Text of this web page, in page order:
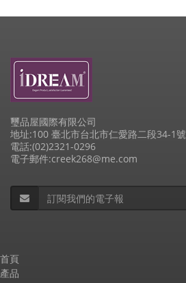
璽品屋國際有限公司
地址:100 臺北市台北市仁愛路二段34-1號
電話:(02)2321-0296
電子郵件:creek268@me.com
首頁
產品